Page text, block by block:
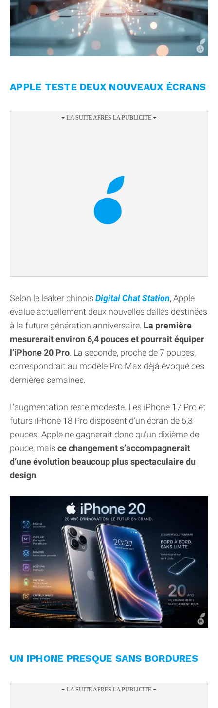
APPLE TESTE DEUX NOUVEAUX ÉCRANS
Selon le leaker chinois Digital Chat Station, Apple
évalue actuellement deux nouvelles dalles destinées
à la future génération anniversaire. La première
mesurerait environ 6,4 pouces et pourrait équiper
l’iPhone 20 Pro. La seconde, proche de 7 pouces,
correspondrait au modèle Pro Max déjà évoqué ces
dernières semaines.
L’augmentation reste modeste. Les iPhone 17 Pro et
futurs iPhone 18 Pro disposent d’un écran de 6,3
pouces. Apple ne gagnerait donc qu’un dixième de
pouce, mais ce changement s’accompagnerait
d’une évolution beaucoup plus spectaculaire du
design.
UN IPHONE PRESQUE SANS BORDURES